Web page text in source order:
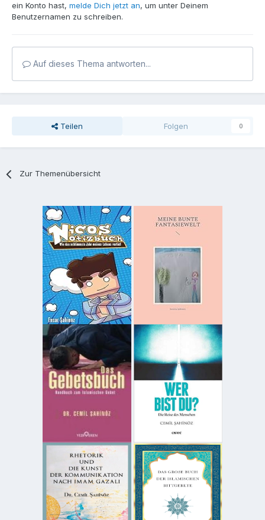
ein Konto hast, melde Dich jetzt an, um unter Deinem
Benutzernamen zu schreiben.
Auf dieses Thema antworten...
Teilen Folgen 0
Zur Themenübersicht